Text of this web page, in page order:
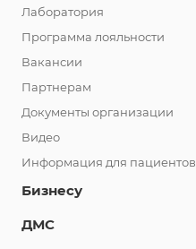
Лаборатория
Программа лояльности
Вакансии
Партнерам
Документы организации
Видео
Информация для пациентов
Бизнесу
ДМС